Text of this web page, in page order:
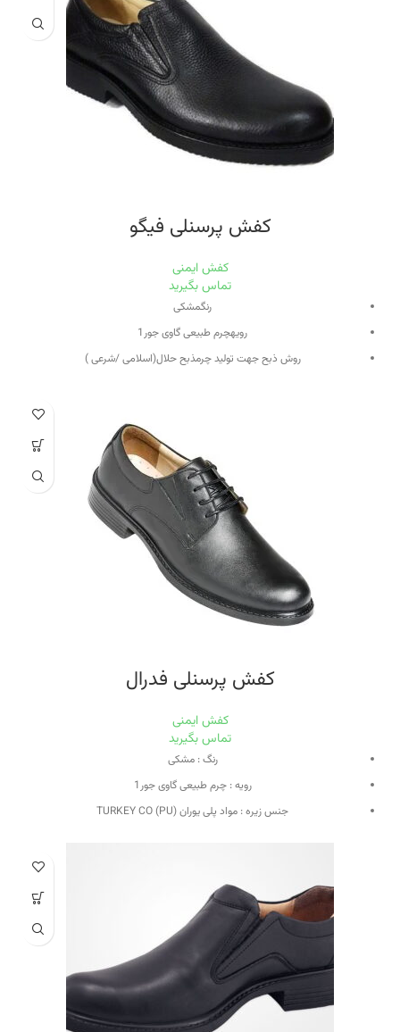
وزن : 850 گرم
تخفیف کارت : دارد
کفش پرسنلی فیگو
کفش ایمنی
تماس بگیرید
رنگمشکی
رویهچرم طبیعی گاوی جور1
روش ذبح جهت تولید چرمذبح حلال(اسلامی /شرعی )
چرم طبیعی بسیار منعطف بزی
کفی طبی متشکل از چرم بزی و مواد EVI
وزن850 گرم
تخفیف کارتدارد
کفش پرسنلی فدرال
کفش ایمنی
تماس بگیرید
رنگ : مشکی
رویه : چرم طبیعی گاوی جور1
جنس زیره : مواد پلی یوران (PU) TURKEY CO
کفی : کفی طبی متشکل از چرم بزی و مواد EVI
وزن : 850 گرم
تخفیف کارت : دارد